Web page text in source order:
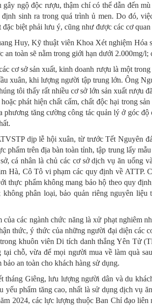
gây ngộ độc rượu, thậm chí có thể dẫn đến
định sinh ra trong quá trình ủ men. Do đó,
đặc biệt phải lưu ý, cũng như được các cơ
Huy, Kỹ thuật viên Khoa Xét nghiệm Hóa
an toàn sẽ nằm trong giới hạn dưới 2.000mg/
cơ sở sản xuất, kinh doanh rượu là một
xuân, khi lượng người tập trung lớn. Ông
tôi thấy rất nhiều cơ sở lớn sản xuất rượu
phát hiện chất cấm, chất độc hại trong
phương tăng cường công tác quản lý ở góc
dịp lễ hội xuân, từ trước Tết Nguyên
phẩm trên địa bàn toàn tỉnh, tập trung lấy
cá nhân là chủ các cơ sở dịch vụ ăn uống
Hà, Cô Tô vi phạm các quy định về ATTP.
thực phẩm không mang bảo hộ theo quy
không phân loại, bảo quản riêng nguyên
của các ngành chức năng là xử phạt nghiêm
thức, ý thức của những người đại diện
khuôn viên Di tích danh thắng Yên Tử
tại chỗ, vừa để mọi người mua về làm quà
bảo an toàn cho khách hàng sử dụng.
tháng Giêng, lưu lượng người dân và du
yếu phẩm tăng cao, nhất là sử dụng dịch vụ
2024, các lực lượng thuộc Ban Chỉ đạo liên